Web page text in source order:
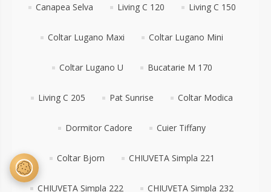
Canapea Selva Living C 120 Living C 150
Coltar Lugano Maxi Coltar Lugano Mini
Coltar Lugano U Bucatarie M 170
Living C 205 Pat Sunrise Coltar Modica
Dormitor Cadore Cuier Tiffany
Coltar Bjorn CHIUVETA Simpla 221
CHIUVETA Simpla 222 CHIUVETA Simpla 232